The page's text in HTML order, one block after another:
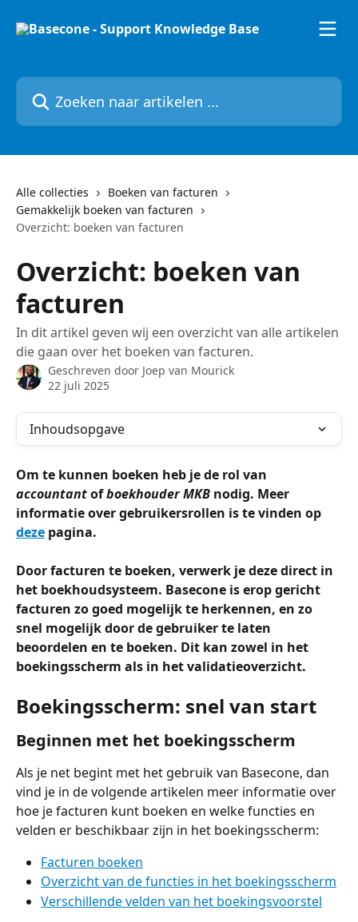
Zoeken naar artikelen ...
Alle collecties
Boeken van facturen
Gemakkelijk boeken van facturen
Overzicht: boeken van facturen
Overzicht: boeken van
facturen
​In dit artikel geven wij een overzicht van alle artikelen
die gaan over het boeken van facturen.
Geschreven door Joep van Mourick
22 juli 2025
Inhoudsopgave
Om te kunnen boeken heb je de rol van
accountant of boekhouder MKB nodig. Meer
informatie over gebruikersrollen is te vinden op
deze pagina.
Door facturen te boeken, verwerk je deze direct in
het boekhoudsysteem. Basecone is erop gericht
facturen zo goed mogelijk te herkennen, en zo
snel mogelijk door de gebruiker te laten
beoordelen en te boeken. Dit kan zowel in het
boekingsscherm als in het validatieoverzicht.
Boekingsscherm: snel van start
Beginnen met het boekingsscherm
Als je net begint met het gebruik van Basecone, dan
vind je in de volgende artikelen meer informatie over
hoe je facturen kunt boeken en welke functies en
velden er beschikbaar zijn in het boekingsscherm:
Facturen boeken
Overzicht van de functies in het boekingsscherm
Verschillende velden van het boekingsvoorstel